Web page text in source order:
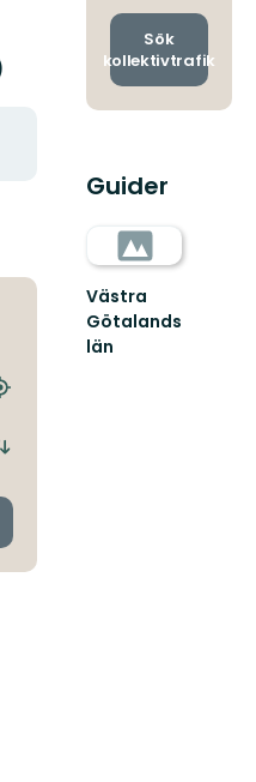
Byt
och
Sök
kollektivtrafik
Guider
Västra
Götalands
län